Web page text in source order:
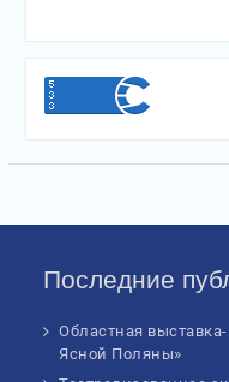
Последние
Областная
Ясной Поляны»